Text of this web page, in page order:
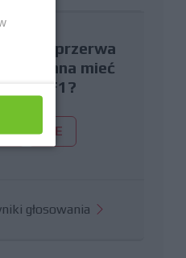
że przerwa
powinna mieć
w F1?
NIE
głosowania